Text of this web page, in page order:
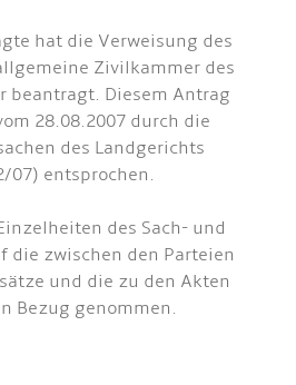
hat die Verweisung des
Zivilkammer des
beantragt. Diesem Antrag
28.08.2007 durch die
des Landgerichts
07) entsprochen.
des Sach- und
die zwischen den Parteien
und die zu den Akten
Bezug genommen.